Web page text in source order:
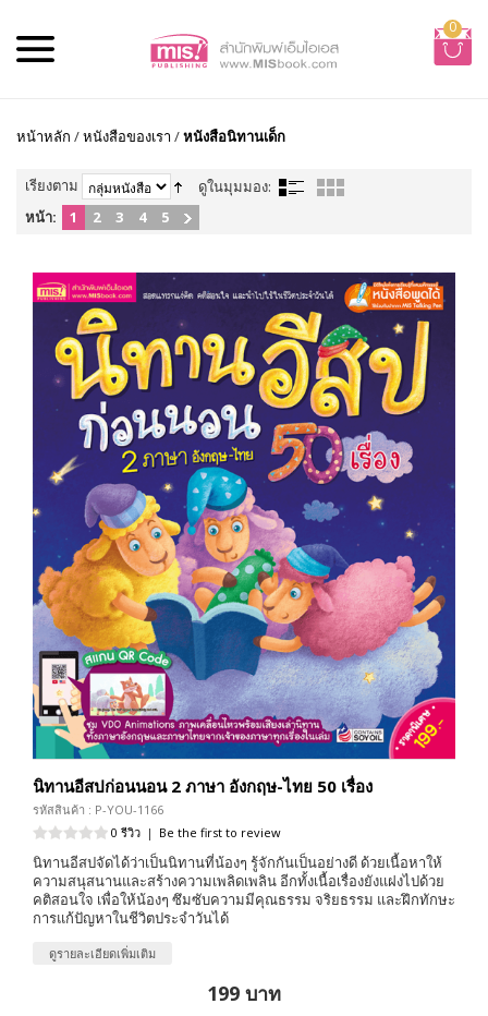
0
หน้าหลัก /หนังสือของเรา /หนังสือนิทานเด็ก
เรียงตาม
ดูในมุมมอง:
หน้า:
1 2 3 4 5
นิทานอีสปก่อนนอน 2 ภาษา อังกฤษ-ไทย 50 เรื่อง
รหัสสินค้า : P-YOU-1166
0 รีวิว | Be the first to review
นิทานอีสปจัดได้ว่าเป็นนิทานที่น้องๆ รู้จักกันเป็นอย่างดี ด้วยเนื้อหาให้
ความสนุสนานและสร้างความเพลิดเพลิน อีกทั้งเนื้อเรื่องยังแฝงไปด้วย
คติสอนใจ เพื่อให้น้องๆ ซึมซับความมีคุณธรรม จริยธรรม และฝึกทักษะ
การแก้ปัญหาในชีวิตประจำวันได้
ดูรายละเอียดเพิ่มเติม
199 บาท